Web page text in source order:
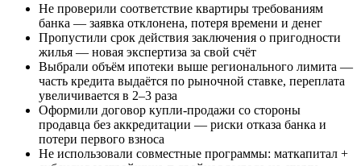
Не проверили соответствие квартиры требованиям
банка — заявка отклонена, потеря времени и денег
Пропустили срок действия заключения о пригодности
жилья — новая экспертиза за свой счёт
Выбрали объём ипотеки выше регионального лимита —
часть кредита выдаётся по рыночной ставке, переплата
увеличивается в 2–3 раза
Оформили договор купли-продажи со стороны
продавца без аккредитации — риски отказа банка и
потери первого взноса
Не использовали совместные программы: маткапитал +